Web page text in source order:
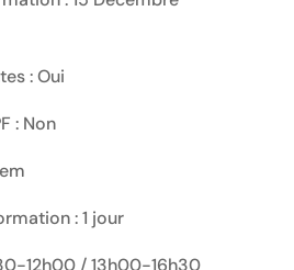
: Oui
: Non
: 1 jour
12h00 / 13h00-16h30